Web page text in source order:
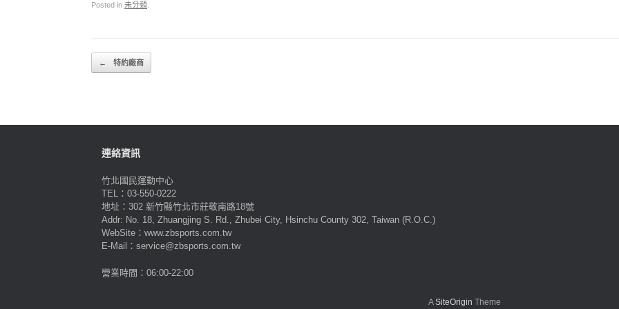
Posted in 未分類
Post navigation
← 特約廠商
連絡資訊
竹北國民運動中心
TEL：03-550-0222
地址：302 新竹縣竹北市莊敬南路18號
Addr: No. 18, Zhuangjing S. Rd., Zhubei City, Hsinchu County 302, Taiwan (R.O.C.)
WebSite：www.zbsports.com.tw
E-Mail：service@zbsports.com.tw
營業時間：06:00-22:00
ASiteOrigin Theme